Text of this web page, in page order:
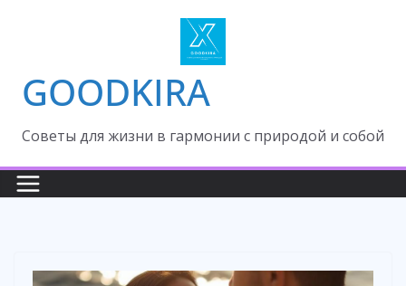
GOODKIRA
Cоветы для жизни в гармонии с природой и собой